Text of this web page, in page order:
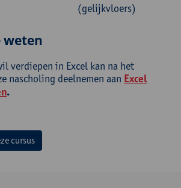
(gelijkvloers)
weten
verdiepen in Excel kan na het
nascholing deelnemen aan Excel
.
cursus